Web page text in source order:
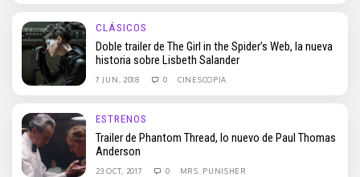
CLÁSICOS
Doble trailer de The Girl in the Spider’s Web, la nueva
historia sobre Lisbeth Salander
7 JUN, 2018 0 CINESCOPIA
ESTRENOS
Trailer de Phantom Thread, lo nuevo de Paul Thomas
Anderson
23 OCT, 2017 0 MRS. PUNISHER